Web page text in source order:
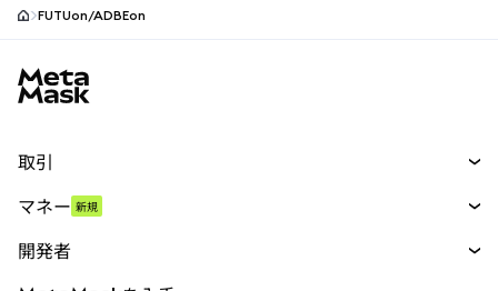
FUTUon/ADBEon
取引
パーペチュアル
マネー 新規
開発者